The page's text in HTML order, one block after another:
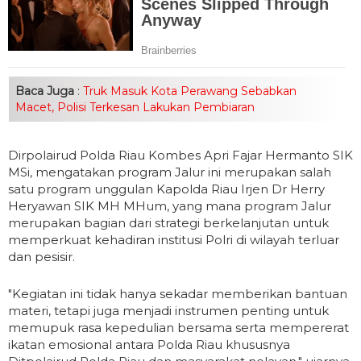
Baca Juga : Truk Masuk Kota Perawang Sebabkan
Macet, Polisi Terkesan Lakukan Pembiaran
Dirpolairud Polda Riau Kombes Apri Fajar Hermanto SIK
MSi, mengatakan program Jalur ini merupakan salah
satu program unggulan Kapolda Riau Irjen Dr Herry
Heryawan SIK MH MHum, yang mana program Jalur
merupakan bagian dari strategi berkelanjutan untuk
memperkuat kehadiran institusi Polri di wilayah terluar
dan pesisir.
"Kegiatan ini tidak hanya sekadar memberikan bantuan
materi, tetapi juga menjadi instrumen penting untuk
memupuk rasa kepedulian bersama serta mempererat
ikatan emosional antara Polda Riau khususnya